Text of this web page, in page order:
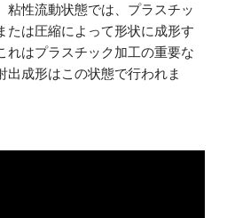
粘性流動状態では、プラスチッ
たは圧縮によって形状に成形す
れはプラスチック加工の重要な
出成形はこの状態で行われま